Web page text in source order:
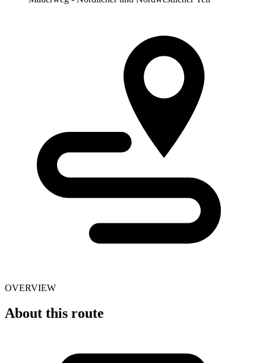
OVERVIEW
About this route